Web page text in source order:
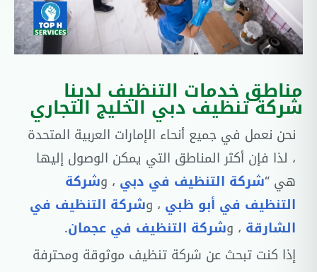
مناطق خدمات التنظيف لدينا
شركة تنظيف دبي الخليج التجاري
نحن نعمل في جميع أنحاء الإمارات العربية المتحدة
، لذا فإن أكثر المناطق التي يمكن الوصول إليها
هي “شركة التنظيف في دبي ، وشركة
التنظيف في أبو ظبي ، وشركة التنظيف في
الشارقة ، وشركة التنظيف في عجمان.
إذا كنت تبحث عن شركة تنظيف موثوقة ومحترفة